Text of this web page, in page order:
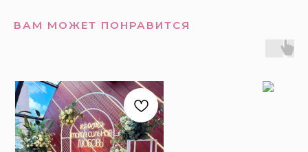
ВАМ МОЖЕТ ПОНРАВИТСЯ